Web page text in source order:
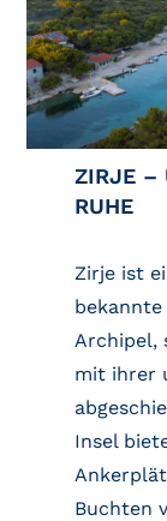
ZIRJE –
RUHE
Zirje ist
Archipel,
mit ihrer
Insel
Buchten